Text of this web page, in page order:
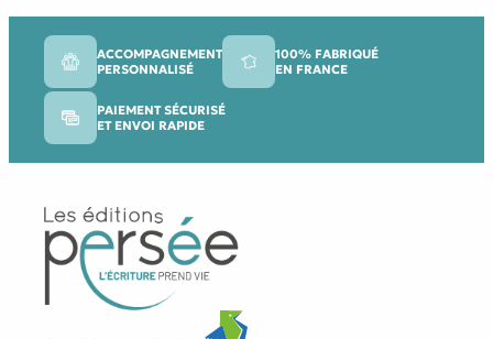
ACCOMPAGNEMENT
PERSONNALISÉ
100% FABRIQUÉ
EN FRANCE
PAIEMENT SÉCURISÉ
ET ENVOI RAPIDE